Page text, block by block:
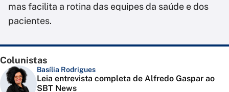
mas facilita a rotina das equipes da saúde e dos
pacientes.
Colunistas
Basília Rodrigues
Leia entrevista completa de Alfredo Gaspar ao
SBT News